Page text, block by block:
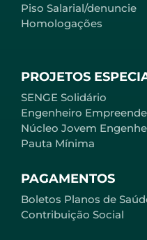
Piso Salarial/denuncie
Homologações
PROJETOS
SENGE Solidário
Engenheiro
Núcleo Jovem
Pauta Mínima
PAGAMENTOS
Boletos Planos de
Contribuição Social